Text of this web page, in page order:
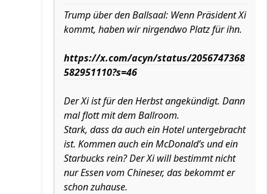
Trump über den Ballsaal: Wenn Präsident Xi
kommt, haben wir nirgendwo Platz für ihn.
https://x.com/acyn/status/2056747368
582951110?s=46
Der Xi ist für den Herbst angekündigt. Dann
mal flott mit dem Ballroom.
Stark, dass da auch ein Hotel untergebracht
ist. Kommen auch ein McDonald’s und ein
Starbucks rein? Der Xi will bestimmt nicht
nur Essen vom Chineser, das bekommt er
schon zuhause.